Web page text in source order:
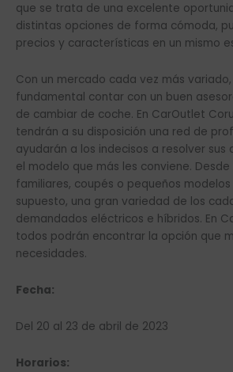
que se trata de una excelente
distintas opciones de forma cómoda,
precios y características en un mismo
Con un mercado cada vez más
fundamental contar con un buen
de cambiar de coche. En CarOutlet
tendrán a su disposición una red de
ayudarán a los indecisos a resolver sus
el modelo que más les conviene. Desde
familiares, coupés o pequeños
supuesto, una gran variedad de los
demandados eléctricos e híbridos. En
todos podrán encontrar la opción que
necesidades.
Fecha:
Del 20 al 23 de abril de 2023
Horarios: